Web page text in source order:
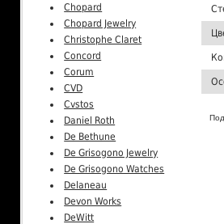
Chopard
Chopard Jewelry
Christophe Claret
Concord
Corum
CVD
Cvstos
Daniel Roth
De Bethune
De Grisogono Jewelry
De Grisogono Watches
Delaneau
Devon Works
DeWitt